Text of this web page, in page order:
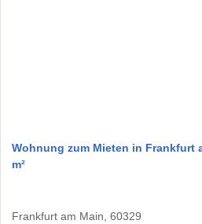
Wohnung zum Mieten in Frankfurt
m²
Frankfurt am Main, 60329